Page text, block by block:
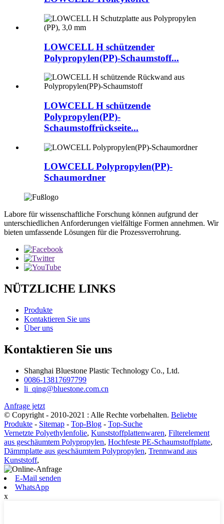
LOWCELL H schützender
Polypropylen(PP)-Schaumstoff...
LOWCELL H schützende
Polypropylen(PP)-
Schaumstoffrückseite...
LOWCELL Polypropylen(PP)-
Schaumordner
Labore für wissenschaftliche Forschung können aufgrund der
unterschiedlichen Anforderungen vielfältige Formen annehmen. Wir
bieten umfassende Lösungen für die Prozessverrohrung.
NÜTZLICHE LINKS
Produkte
Kontaktieren Sie uns
Über uns
Kontaktieren Sie uns
Shanghai Bluestone Plastic Technology Co., Ltd.
0086-13817697799
li_qing@bluestone.com.cn
Anfrage jetzt
© Copyright - 2010-2021 : Alle Rechte vorbehalten. Beliebte
Produkte - Sitemap - Top-Blog - Top-Suche
Vernetzte Polyethylenfolie, Kunststoffplattenwaren, Filterelement
aus geschäumtem Polypropylen, Hochfeste PE-Schaumstoffplatte,
Dämmplatte aus geschäumtem Polypropylen, Trennwand aus
Kunststoff,
E-Mail senden
WhatsApp
x